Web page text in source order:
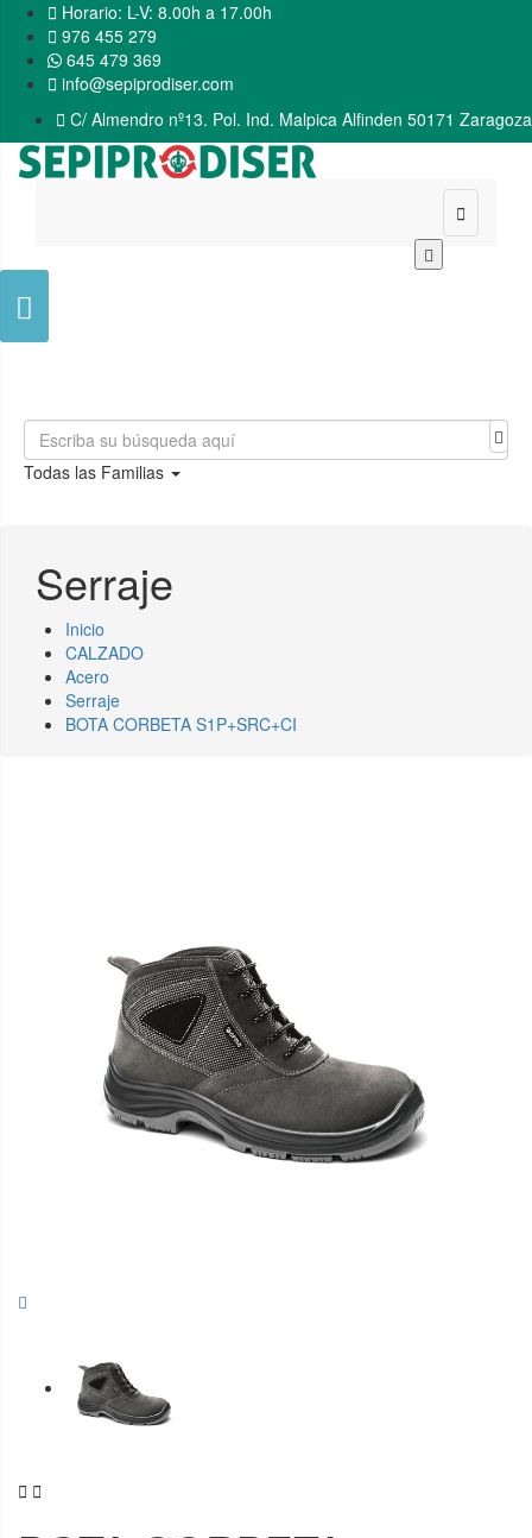
 Horario: L-V: 8.00h a 17.00h
 976 455 279
645 479 369
 info@sepiprodiser.com
 C/ Almendro nº13. Pol. Ind. Malpica Alfinden 50171 Zaragoza


Todas las Familias
Serraje
Inicio
CALZADO
Acero
Serraje
BOTA CORBETA S1P+SRC+CI
 